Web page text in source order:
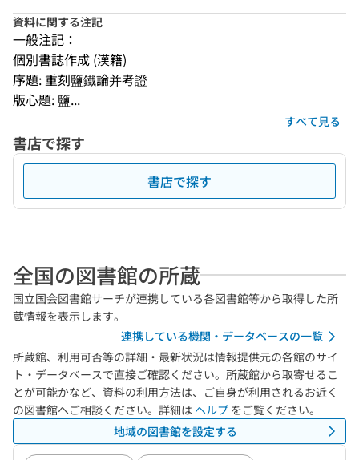
資料に関する注記
一般注記：
個別書誌作成 (漢籍)
序題: 重刻鹽鐵論并考證
版心題: 鹽...
すべて見る
書店で探す
書店で探す
全国の図書館の所蔵
国立国会図書館サーチが連携している各図書館等から取得した所
蔵情報を表示します。
連携している機関・データベースの一覧
所蔵館、利用可否等の詳細・最新状況は情報提供元の各館のサイ
ト・データベースで直接ご確認ください。所蔵館から取寄せるこ
とが可能かなど、資料の利用方法は、ご自身が利用されるお近く
の図書館へご相談ください。詳細は ヘルプ をご覧ください。
地域の図書館を設定する